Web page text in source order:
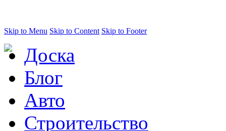
Skip to Menu Skip to Content Skip to Footer
Доска
Блог
Авто
Строительство